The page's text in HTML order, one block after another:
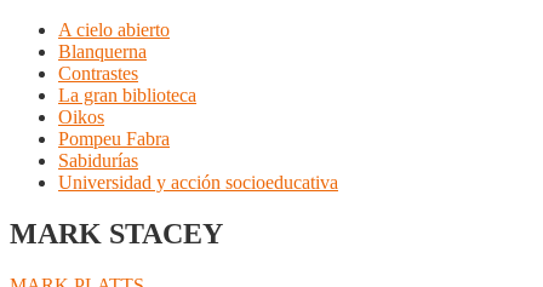
A cielo abierto
Blanquerna
Contrastes
La gran biblioteca
Oikos
Pompeu Fabra
Sabidurías
Universidad y acción socioeducativa
MARK STACEY